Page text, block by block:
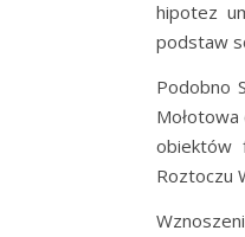
hipotez
podstaw
Podobno
obiektów
Roztoczu